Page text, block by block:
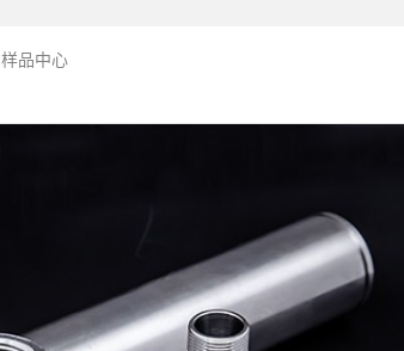
样品中心